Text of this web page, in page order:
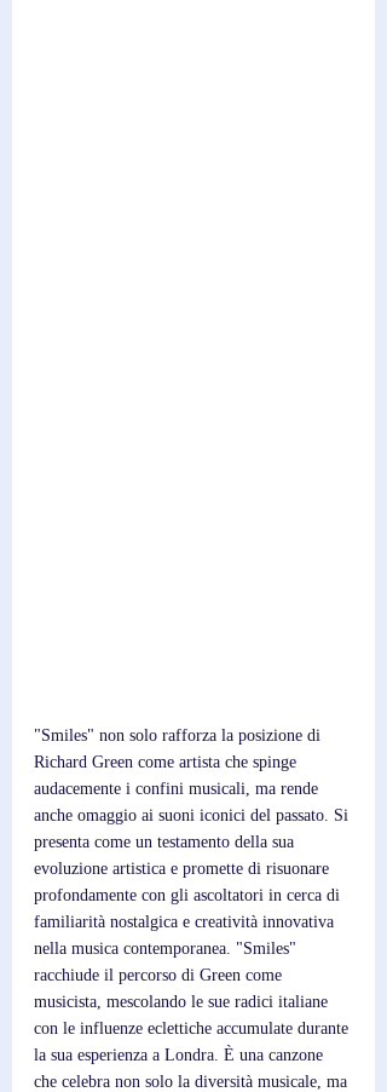
"Smiles" non solo rafforza la posizione di
Richard Green come artista che spinge
audacemente i confini musicali, ma rende
anche omaggio ai suoni iconici del passato. Si
presenta come un testamento della sua
evoluzione artistica e promette di risuonare
profondamente con gli ascoltatori in cerca di
familiarità nostalgica e creatività innovativa
nella musica contemporanea. "Smiles"
racchiude il percorso di Green come
musicista, mescolando le sue radici italiane
con le influenze eclettiche accumulate durante
la sua esperienza a Londra. È una canzone
che celebra non solo la diversità musicale, ma